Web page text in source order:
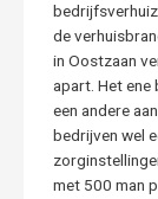
de
in Oostzaan
apart. Het ene
een andere
bedrijven wel
met 500 man